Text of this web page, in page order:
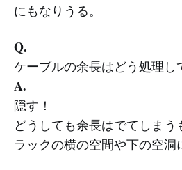
にもなりうる。
Q.
ケーブルの余長はどう処理し
A.
隠す！
どうしても余長はでてしまう
ラックの横の空間や下の空洞